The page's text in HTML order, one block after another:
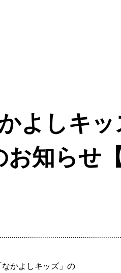
よしキ
お知らせ
かよしキッズ」の